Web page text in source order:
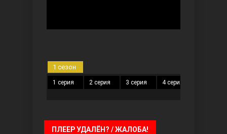
1 сезон
1 серия 2 серия 3 серия 4 серия
ПЛЕЕР УДАЛЁН? / ЖАЛОБА!